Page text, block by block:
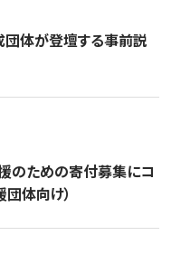
団体が登壇する事前説
のための寄付募集にコ
体向け）